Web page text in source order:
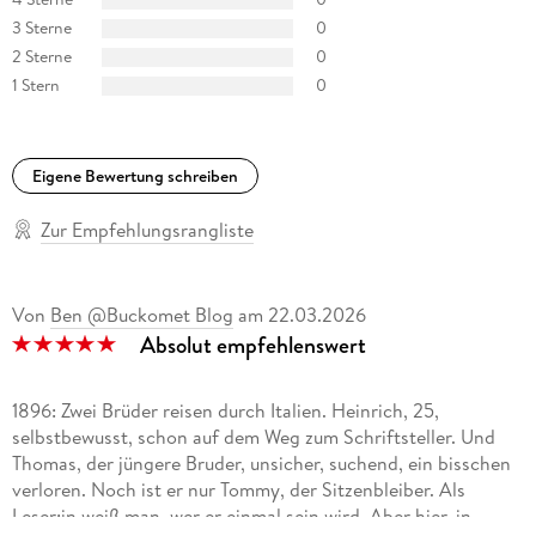
mit genauer Recherche, Werkkenntnis und Werkbezug,
zuwege gebracht. « Sylvia Treudl, (A) Buchkultur - Das
internationale Buchmagazin
Brüder von ihren Podesten holt, um sie mitten ins Leben zu
stellen. « Susanne Schramm, Aachener Zeitung
»Ein brillantes Buch, das die wenigen Lücken in Manns
unerwartete, bezaubernde Farbnuance verleiht. « CarpeGusta
- Das Magazin für Genießer
»Man kann Teufels Bruder als spannenden, Fakten und
Fiktion mischenden Schmöker über die Brüder Mann lesen.
Kenner von Werk, Biografie und geistesgeschichtlichem
Umfeld Thomas Manns werden darüber hinaus ihre Freude an
den vielen Bezügen und Anspielungen haben. « Wolfgang
3 Sterne
0
2 Sterne
0
1 Stern
0
Eigene Bewertung schreiben
Zur Empfehlungsrangliste
Von Ben @Buckomet Blog am 22.03.2026
Absolut empfehlenswert
1896: Zwei Brüder reisen durch Italien. Heinrich, 25,
selbstbewusst, schon auf dem Weg zum Schriftsteller. Und
Thomas, der jüngere Bruder, unsicher, suchend, ein bisschen
verloren. Noch ist er nur Tommy, der Sitzenbleiber. Als
Leser:in weiß man, wer er einmal sein wird. Aber hier, in